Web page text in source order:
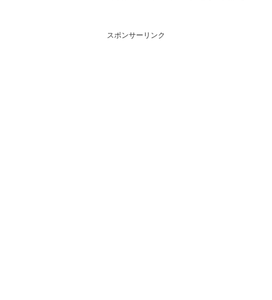
1,68...
スポンサーリンク